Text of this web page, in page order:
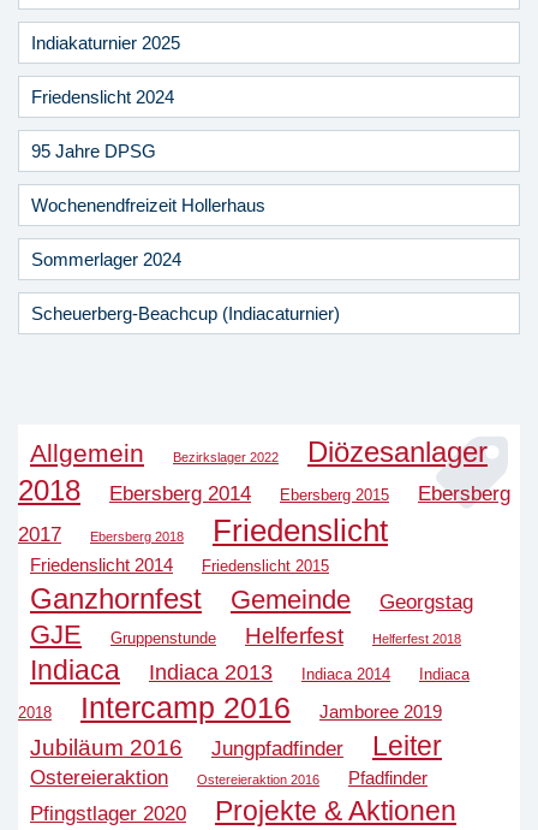
Indiakaturnier 2025
Friedenslicht 2024
95 Jahre DPSG
Wochenendfreizeit Hollerhaus
Sommerlager 2024
Scheuerberg-Beachcup (Indiacaturnier)
Allgemein Bezirkslager 2022
Diözesanlager
2018
Ebersberg 2014 Ebersberg 2015
Ebersberg
2017
Ebersberg 2018 Friedenslicht
Friedenslicht 2014 Friedenslicht 2015
Ganzhornfest Gemeinde Georgstag
GJE Gruppenstunde Helferfest Helferfest 2018
Indiaca Indiaca 2013 Indiaca 2014 Indiaca
2018 Intercamp 2016 Jamboree 2019
Jubiläum 2016 Jungpfadfinder Leiter
Ostereieraktion Ostereieraktion 2016 Pfadfinder
Pfingstlager 2020 Projekte & Aktionen